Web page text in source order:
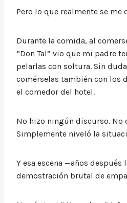
Pero lo que realmente se me
Durante la comida, al
“Don Tal” vio que mi padre
pelarlas con soltura. Sin
comérselas también con los
el comedor del hotel.
No hizo ningún discurso. No
Simplemente niveló la
Y esa escena —años
demostración brutal de